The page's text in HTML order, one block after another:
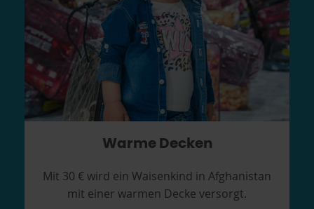
Warme Decken
Mit 30 € wird ein Waisenkind in Afghanistan
mit einer warmen Decke versorgt.